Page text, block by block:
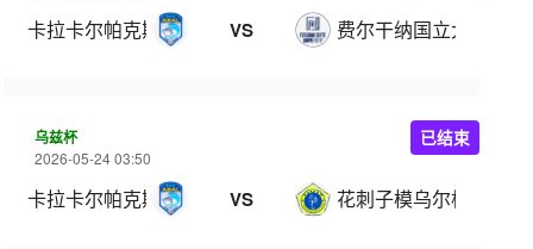
卡拉卡尔帕克斯坦FA VS 费尔干纳国立大学
乌兹杯
2026-05-24 03:50
卡拉卡尔帕克斯坦FA VS 花刺子模乌尔根奇
已结束